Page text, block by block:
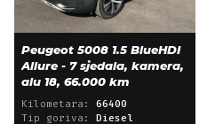
Peugeot 5008 1.5 BlueHDI
Allure - 7 sjedala, kamera,
alu 18, 66.000 km
Kilometara: 66400
Tip goriva: Diesel